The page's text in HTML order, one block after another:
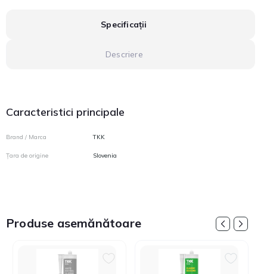
Specificații
Descriere
Caracteristici principale
Brand / Marca TKK
Țara de origine Slovenia
Produse asemănătoare